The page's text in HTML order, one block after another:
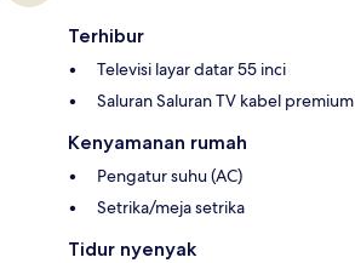
Terhibur
Televisi layar datar 55 inci
Saluran Saluran TV kabel premium
Kenyamanan rumah
Pengatur suhu (AC)
Setrika/meja setrika
Tidur nyenyak